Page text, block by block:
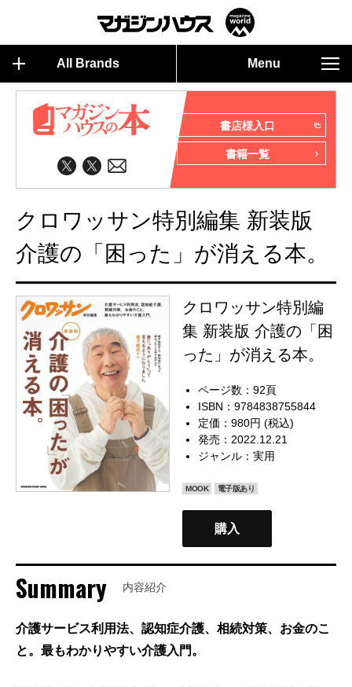
All Brands Menu
書店様入口
書籍一覧
クロワッサン特別編集 新装版
介護の「困った」が消える本。
クロワッサン特別編
集 新装版 介護の「困
った」が消える本。
ページ数：92頁
ISBN：9784838755844
定価：980円 (税込)
発売：2022.12.21
ジャンル：実用
MOOK 電子版あり
購入
Summary 内容紹介
介護サービス利用法、認知症介護、相続対策、お金のこ
と。最もわかりやすい介護入門。